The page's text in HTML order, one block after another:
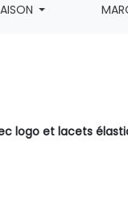
logo et lacets